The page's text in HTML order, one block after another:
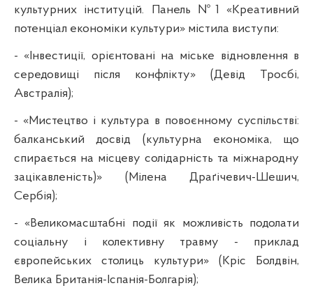
культурних інституцій. Панель №1 «Креативний
потенціал економіки культури» містила виступи:
- «Інвестиції, орієнтовані на міське відновлення в
середовищі після конфлікту» (Девід Тросбі,
Австралія);
- «Мистецтво і культура в повоєнному суспільстві:
балканський досвід (культурна економіка, що
спирається на місцеву солідарність та міжнародну
зацікавленість)» (Мілена Драґічевич-Шешич,
Сербія);
- «Великомасштабні події як можливість подолати
соціальну і колективну травму - приклад
європейських столиць культури» (Кріс Болдвін,
Велика Британія-Іспанія-Болгарія);